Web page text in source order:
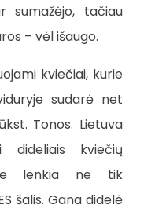
tačiau
– vėl išaugo.
kviečiai, kurie
sudarė net
Tonos. Lietuva
dideliais kviečių
lenkia ne tik
šalis. Gana didelė